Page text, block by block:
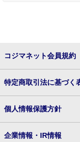
コジマネット会員規約
特定商取引法に基づく
個人情報保護方針
企業情報・IR情報